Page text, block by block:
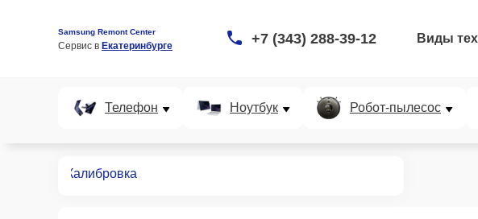
Samsung Remont Center
Сервис в Екатеринбурге +7 (343) 288-39-12 Виды
Телефон Ноутбук Робот-пылесос
Калибровка